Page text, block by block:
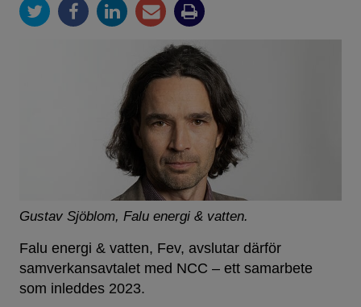
Gustav Sjöblom, Falu energi & vatten.
Falu energi & vatten, Fev, avslutar därför
samverkansavtalet med NCC – ett samarbete
som inleddes 2023.